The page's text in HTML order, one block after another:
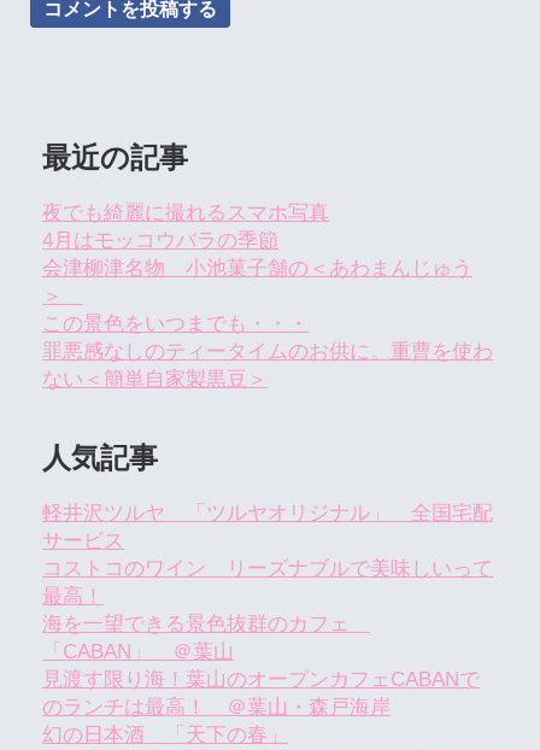
最近の記事
夜でも綺麗に撮れるスマホ写真
4月はモッコウバラの季節
会津柳津名物 小池菓子舗の＜あわまんじゅう
＞
この景色をいつまでも・・・
罪悪感なしのティータイムのお供に。重曹を使わ
ない＜簡単自家製黒豆＞
人気記事
軽井沢ツルヤ 「ツルヤオリジナル」 全国宅配
サービス
コストコのワイン リーズナブルで美味しいって
最高！
海を一望できる景色抜群のカフェ
「CABAN」 ＠葉山
見渡す限り海！葉山のオープンカフェCABANで
のランチは最高！ ＠葉山・森戸海岸
幻の日本酒 「天下の春」